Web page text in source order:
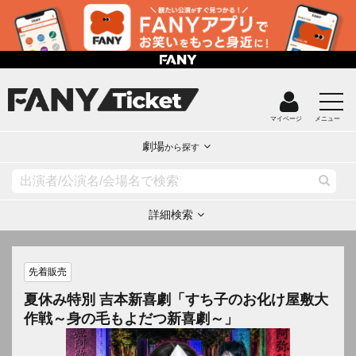
マイページ メニュー
劇場から探す
詳細検索
先着販売
夏休み特別 吉本新喜劇「すち子のお化け屋敷大
作戦～身の毛もよだつ新喜劇～」